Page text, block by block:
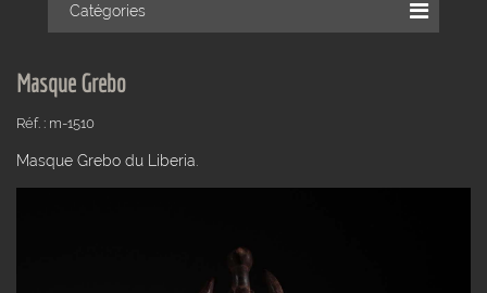
Catégories
Masque Grebo
Réf. : m-1510
Masque Grebo du Liberia.